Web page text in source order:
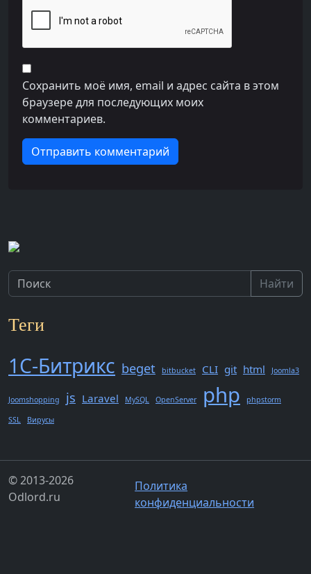
Сохранить моё имя, email и адрес сайта в этом
браузере для последующих моих
комментариев.
Найти
Теги
1С-Битрикс beget bitbucket CLI git html Joomla3
Joomshopping js Laravel MySQL OpenServer php phpstorm
SSL Вирусы
© 2013-2026
Odlord.ru
Политика
конфиденциальности